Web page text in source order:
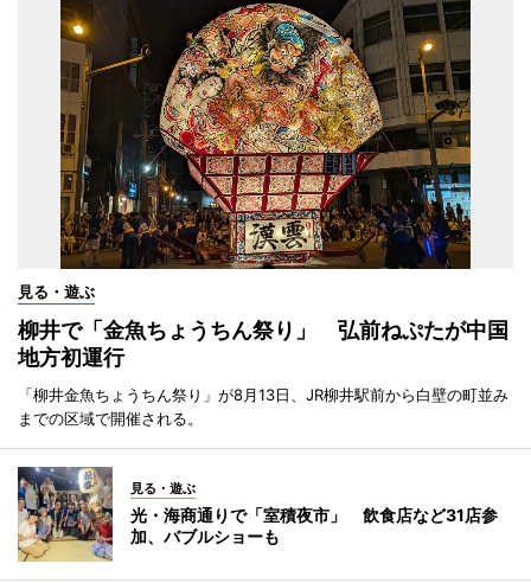
見る・遊ぶ
柳井で「金魚ちょうちん祭り」 弘前ねぷたが中国
地方初運行
「柳井金魚ちょうちん祭り」が8月13日、JR柳井駅前から白壁の町並み
までの区域で開催される。
見る・遊ぶ
光・海商通りで「室積夜市」 飲食店など31店参
加、バブルショーも